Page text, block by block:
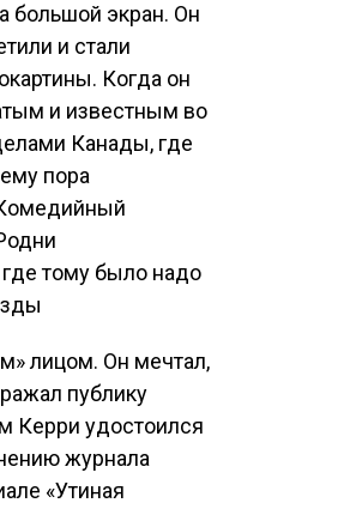
большой экран. Он
и стали
Когда он
и известным во
Канады, где
пора
тому было надо
лицом. Он мечтал,
публику
Керри удостоился
журнала
«Утиная